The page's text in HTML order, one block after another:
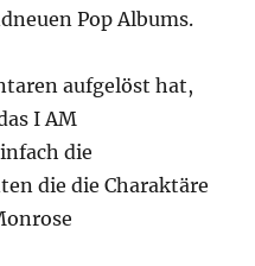
Pop Albums.
aufgelöst hat,
I AM
die
die die Charaktäre